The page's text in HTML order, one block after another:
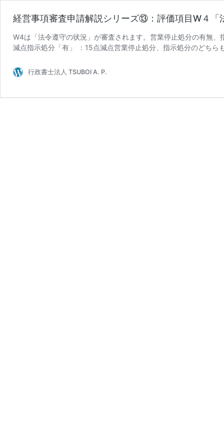
経営事項審査申請解説シリーズ⑬：評価項目W４「
W4は「法令遵守の状況」が審査されます。営業停止処分の有無
行政書士法人 TSUBOI A. P.